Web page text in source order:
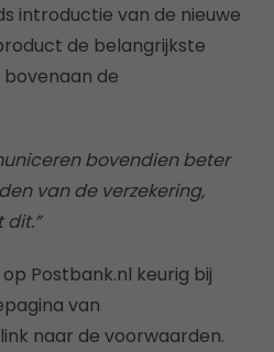
introductie van de nieuwe
de belangrijkste
de
bovendien beter
van de verzekering,
Postbank.nl keurig bij
van
naar de voorwaarden.